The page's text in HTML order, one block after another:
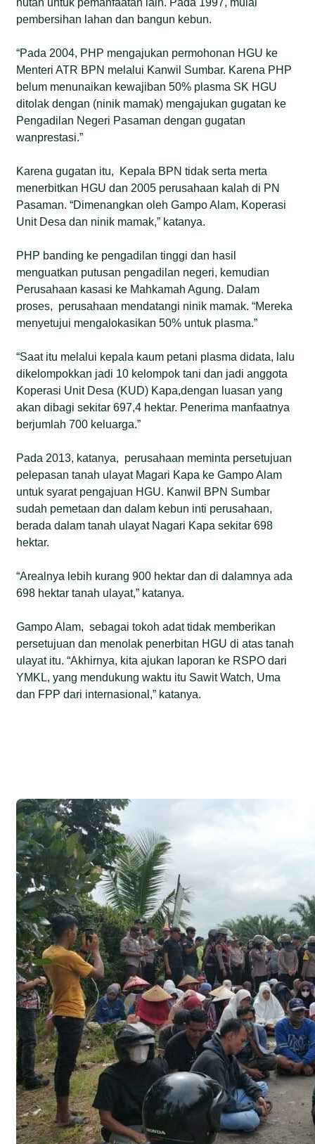
pembersihan lahan dan bangun kebun.
“Pada 2004, PHP mengajukan permohonan HGU ke
Menteri ATR BPN melalui Kanwil Sumbar. Karena PHP
belum menunaikan kewajiban 50% plasma SK HGU
ditolak dengan (ninik mamak) mengajukan gugatan ke
Pengadilan Negeri Pasaman dengan gugatan
wanprestasi.”
Karena gugatan itu, Kepala BPN tidak serta merta
menerbitkan HGU dan 2005 perusahaan kalah di PN
Pasaman. “Dimenangkan oleh Gampo Alam, Koperasi
Unit Desa dan ninik mamak,” katanya.
PHP banding ke pengadilan tinggi dan hasil
menguatkan putusan pengadilan negeri, kemudian
Perusahaan kasasi ke Mahkamah Agung. Dalam
proses, perusahaan mendatangi ninik mamak. “Mereka
menyetujui mengalokasikan 50% untuk plasma.”
“Saat itu melalui kepala kaum petani plasma didata, lalu
dikelompokkan jadi 10 kelompok tani dan jadi anggota
Koperasi Unit Desa (KUD) Kapa,dengan luasan yang
akan dibagi sekitar 697,4 hektar. Penerima manfaatnya
berjumlah 700 keluarga.”
Pada 2013, katanya, perusahaan meminta persetujuan
pelepasan tanah ulayat Magari Kapa ke Gampo Alam
untuk syarat pengajuan HGU. Kanwil BPN Sumbar
sudah pemetaan dan dalam kebun inti perusahaan,
berada dalam tanah ulayat Nagari Kapa sekitar 698
hektar.
“Arealnya lebih kurang 900 hektar dan di dalamnya ada
698 hektar tanah ulayat,” katanya.
Gampo Alam, sebagai tokoh adat tidak memberikan
persetujuan dan menolak penerbitan HGU di atas tanah
ulayat itu. “Akhirnya, kita ajukan laporan ke RSPO dari
YMKL, yang mendukung waktu itu Sawit Watch, Uma
dan FPP dari internasional,” katanya.